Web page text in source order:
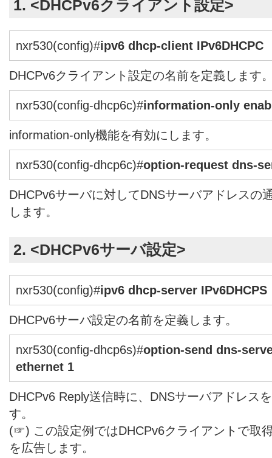
1. <DHCPv6クライアント設定>
nxr530(config)#ipv6 dhcp-client IPv6DHCPC
DHCPv6クライアント設定の名前を定義します
nxr530(config-dhcp6c)#information-only
information-only機能を有効にします。
nxr530(config-dhcp6c)#option-request dns-
DHCPv6サーバに対してDNSサーバアドレスの
します。
2. <DHCPv6サーバ設定>
nxr530(config)#ipv6 dhcp-server IPv6DHCPS
DHCPv6サーバ設定の名前を定義します。
nxr530(config-dhcp6s)#option-send dns-
ethernet 1
DHCPv6 Reply送信時に、DNSサーバアドレス
す。
(☞) この設定例ではDHCPv6クライアントで取
を広告します。